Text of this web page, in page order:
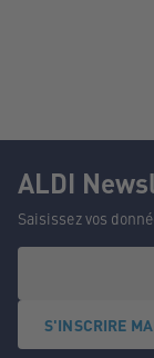
ALDI
Saisissez vos
S'INSCRIRE